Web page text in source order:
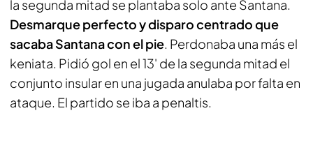
la segunda mitad se plantaba solo ante Santana.
Desmarque perfecto y disparo centrado que
sacaba Santana con el pie. Perdonaba una más el
keniata. Pidió gol en el 13' de la segunda mitad el
conjunto insular en una jugada anulaba por falta en
ataque. El partido se iba a penaltis.